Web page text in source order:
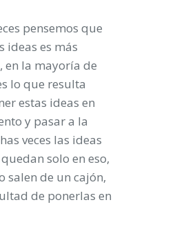
pensemos que
ideas es más
en la mayoría de
lo que resulta
estas ideas en
y pasar a la
veces las ideas
solo en eso,
salen de un cajón,
de ponerlas en